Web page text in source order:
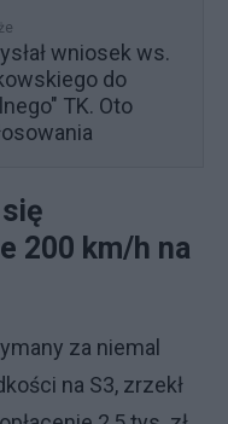
wniosek ws.
do
TK. Oto
200 km/h na
za niemal
na S3, zrzekł